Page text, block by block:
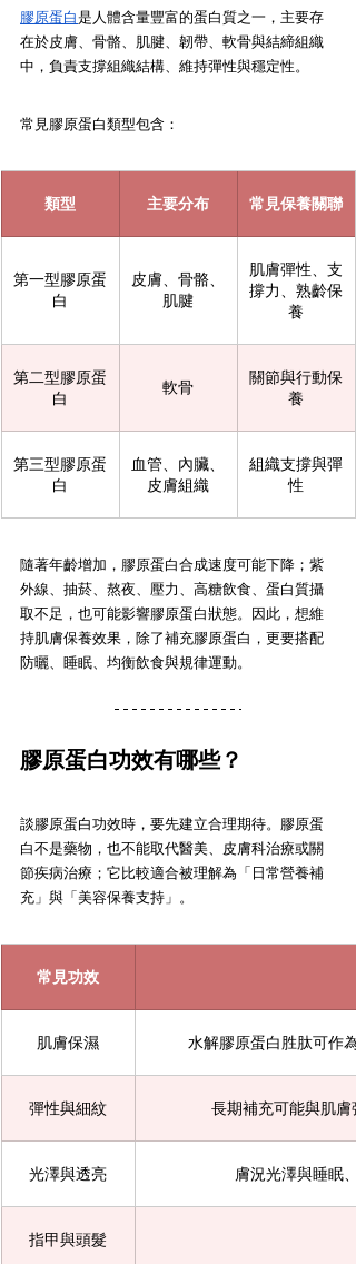
膠原蛋白是人體含量豐富的蛋白質之一，主要存
在於皮膚、骨骼、肌腱、韌帶、軟骨與結締組織
中，負責支撐組織結構、維持彈性與穩定性。
常見膠原蛋白類型包含：
類型 主要分布 常見保養關聯
第一型膠原蛋
白
皮膚、骨骼、
肌腱
肌膚彈性、支
撐力、熟齡保
養
第二型膠原蛋
白
軟骨
關節與行動保
養
第三型膠原蛋
白
血管、內臟、
皮膚組織
組織支撐與彈
性
隨著年齡增加，膠原蛋白合成速度可能下降；紫
外線、抽菸、熬夜、壓力、高糖飲食、蛋白質攝
取不足，也可能影響膠原蛋白狀態。因此，想維
持肌膚保養效果，除了補充膠原蛋白，更要搭配
防曬、睡眠、均衡飲食與規律運動。
膠原蛋白功效有哪些？
談膠原蛋白功效時，要先建立合理期待。膠原蛋
白不是藥物，也不能取代醫美、皮膚科治療或關
節疾病治療；它比較適合被理解為「日常營養補
充」與「美容保養支持」。
常見功效
肌膚保濕 水解膠原蛋白胜肽可作
彈性與細紋 長期補充可能與肌
光澤與透亮 膚況光澤與睡眠
指甲與頭髮